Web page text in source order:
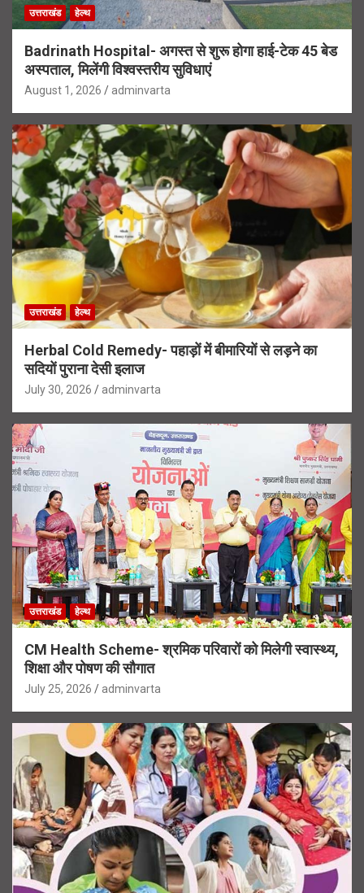
उत्तराखंड हेल्थ
Badrinath Hospital- अगस्त से शुरू होगा हाई-टेक 45 बेड
अस्पताल, मिलेंगी विश्वस्तरीय सुविधाएं
August 1, 2026 adminvarta
उत्तराखंड हेल्थ
Herbal Cold Remedy- पहाड़ों में बीमारियों से लड़ने का
सदियों पुराना देसी इलाज
July 30, 2026 adminvarta
उत्तराखंड हेल्थ
CM Health Scheme- श्रमिक परिवारों को मिलेगी स्वास्थ्य,
शिक्षा और पोषण की सौगात
July 25, 2026 adminvarta